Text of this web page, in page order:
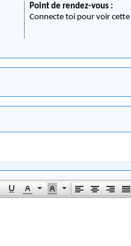
Point de rendez-vous :
Connecte toi pour voir